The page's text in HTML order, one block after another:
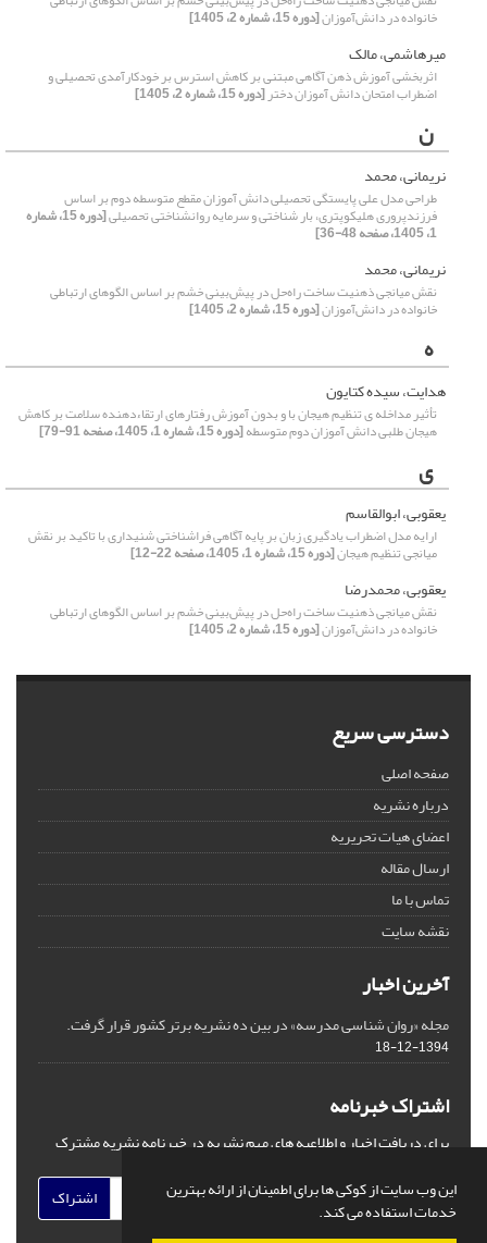
این وب سایت از کوکی ها برای اطمینان از ارائه بهترین
خدمات استفاده می کند.
خانواده در دانش‌آموزان[دوره 15، شماره 2، 1405]
میرهاشمی، مالک
اثربخشی آموزش ذهن آگاهی مبتنی بر کاهش استرس بر خودکارآمدی تحصیلی و
اضطراب امتحان دانش آموزان دختر[دوره 15، شماره 2، 1405]
ن
نریمانی، محمد
طراحی مدل علی پایستگی تحصیلی دانش آموزان مقطع متوسطه دوم بر اساس
فرزندپروری هلیکوپتری، بار شناختی و سرمایه روانشناختی تحصیلی [دوره 15، شماره
1، 1405، صفحه 48-36]
نریمانی، محمد
نقش میانجی ذهنیت ساخت راه‌حل در پیش‌بینی خشم بر اساس الگوهای ارتباطی
خانواده در دانش‌آموزان[دوره 15، شماره 2، 1405]
ه
هدایت، سیده کتایون
تأثیر مداخله ی تنظیم هیجان با و بدون آموزش رفتارهای ارتقاءدهنده سلامت بر کاهش
هیجان طلبی دانش آموزان دوم متوسطه[دوره 15، شماره 1، 1405، صفحه 91-79]
ی
یعقوبی، ابوالقاسم
ارایه مدل اضطراب یادگیری زبان بر پایه آگاهی فراشناختی شنیداری با تاکید بر نقش
میانجی تنظیم هیجان[دوره 15، شماره 1، 1405، صفحه 22-12]
یعقوبی، محمدرضا
نقش میانجی ذهنیت ساخت راه‌حل در پیش‌بینی خشم بر اساس الگوهای ارتباطی
خانواده در دانش‌آموزان[دوره 15، شماره 2، 1405]
دسترسی سریع
صفحه اصلی
درباره نشریه
اعضای هیات تحریریه
ارسال مقاله
تماس با ما
نقشه سایت
آخرین اخبار
مجله «روان شناسی مدرسه» در بین ده نشریه برتر کشور قرار گرفت.
1394-12-18
اشتراک خبرنامه
برای دریافت اخبار و اطلاعیه های مهم نشریه در خبرنامه نشریه مشترک
اشتراک